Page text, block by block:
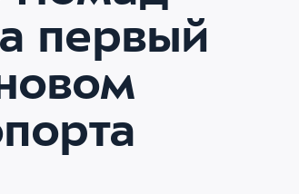
первый